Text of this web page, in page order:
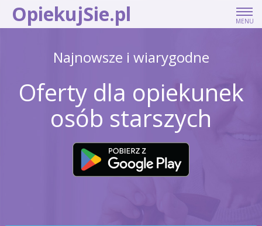
OpiekujSie.pl MENU
Najnowsze i wiarygodne
Oferty dla opiekunek
osób starszych